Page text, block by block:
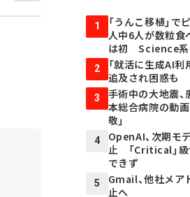
1
「うんこ移植」で
人中6人が数粒
は初 Science系
2
「就活に生成AI
追及され困惑も
3
手術中の大地震
本総合病院の動
敬」
4
OpenAI、次期モ
止 「Critical」級
できず
5
Gmail、他社メア
止へ